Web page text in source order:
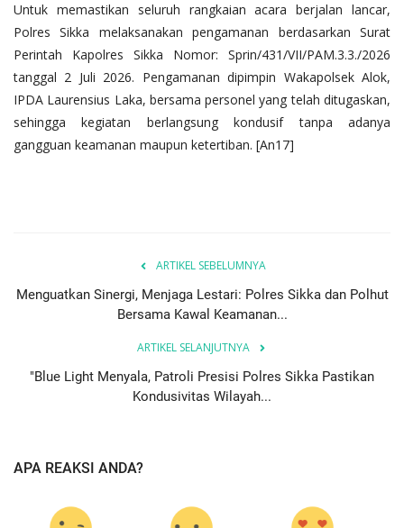
Untuk memastikan seluruh rangkaian acara berjalan lancar,
Polres Sikka melaksanakan pengamanan berdasarkan Surat
Perintah Kapolres Sikka Nomor: Sprin/431/VII/PAM.3.3./2026
tanggal 2 Juli 2026. Pengamanan dipimpin Wakapolsek Alok,
IPDA Laurensius Laka, bersama personel yang telah ditugaskan,
sehingga kegiatan berlangsung kondusif tanpa adanya
gangguan keamanan maupun ketertiban. [An17]
ARTIKEL SEBELUMNYA
Menguatkan Sinergi, Menjaga Lestari: Polres Sikka dan Polhut
Bersama Kawal Keamanan...
ARTIKEL SELANJUTNYA
"Blue Light Menyala, Patroli Presisi Polres Sikka Pastikan
Kondusivitas Wilayah...
APA REAKSI ANDA?